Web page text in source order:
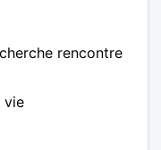
rencontre
vie